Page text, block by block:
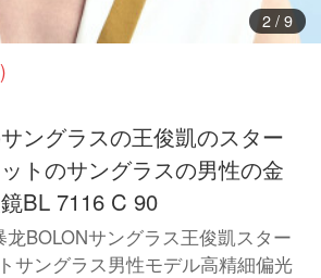
3/ 9
ングラスの王俊凱のスター
トのサングラスの男性の金
BL 7116 C 90
龙BOLONサングラス王俊凱スター
サングラス男性モデル高精細偏光